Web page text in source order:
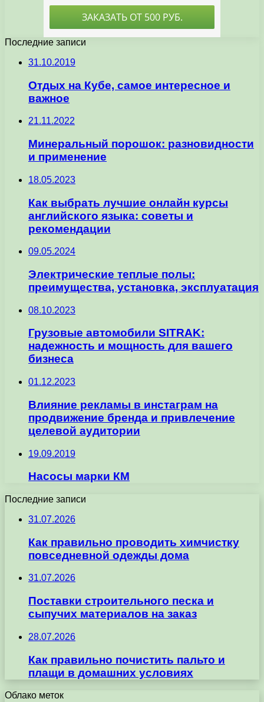
Последние записи
31.10.2019
Отдых на Кубе, самое интересное и
важное
21.11.2022
Минеральный порошок: разновидности
и применение
18.05.2023
Как выбрать лучшие онлайн курсы
английского языка: советы и
рекомендации
09.05.2024
Электрические теплые полы:
преимущества, установка, эксплуатация
08.10.2023
Грузовые автомобили SITRAK:
надежность и мощность для вашего
бизнеса
01.12.2023
Влияние рекламы в инстаграм на
продвижение бренда и привлечение
целевой аудитории
19.09.2019
Насосы марки КМ
Последние записи
31.07.2026
Как правильно проводить химчистку
повседневной одежды дома
31.07.2026
Поставки строительного песка и
сыпучих материалов на заказ
28.07.2026
Как правильно почистить пальто и
плащи в домашних условиях
Облако меток